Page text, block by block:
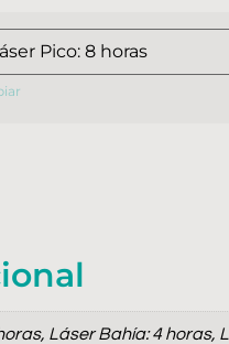
Láser Bahía: 4 horas,